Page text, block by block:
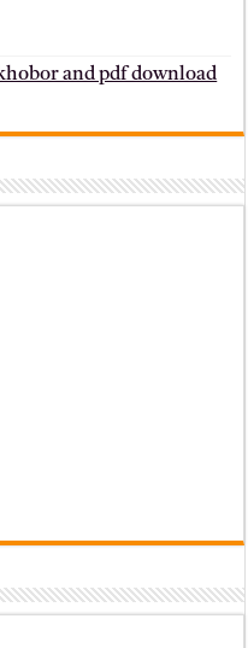
and pdf download